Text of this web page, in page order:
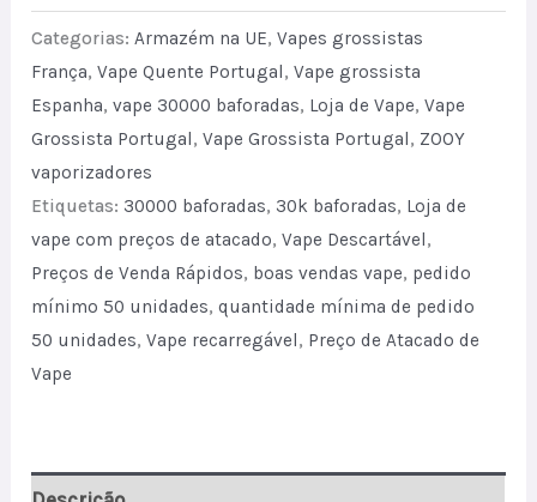
30000
PUFF
Dual
Flavor
Free
Switching
Bulk
Sale
Vape
quantity
Categorias:Armazém na UE,Vapes grossistas
França,Vape Quente Portugal,Vape grossista
Espanha,vape 30000 baforadas, Loja de Vape,Vape
Grossista Portugal,Vape Grossista Portugal, ZOOY
vaporizadores
Etiquetas: 30000 baforadas, 30k baforadas, Loja de
vape com preços de atacado,Vape Descartável,
Preços de Venda Rápidos, boas vendas vape, pedido
mínimo 50 unidades,quantidade mínima de pedido
50 unidades,Vape recarregável, Preço de Atacado de
Vape